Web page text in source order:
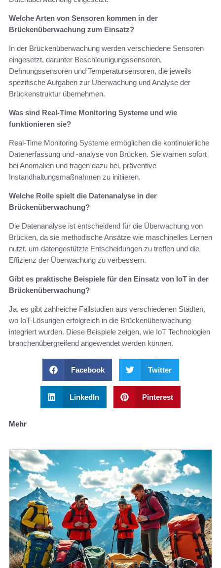
Welche Arten von Sensoren kommen in der
Brückenüberwachung zum Einsatz?
In der Brückenüberwachung werden verschiedene Sensoren
eingesetzt, darunter Beschleunigungssensoren,
Dehnungssensoren und Temperatursensoren, die jeweils
spezifische Aufgaben zur Überwachung und Analyse der
Brückenstruktur übernehmen.
Was sind Real-Time Monitoring Systeme und wie
funktionieren sie?
Real-Time Monitoring Systeme ermöglichen die kontinuierliche
Datenerfassung und -analyse von Brücken. Sie warnen sofort
bei Anomalien und tragen dazu bei, präventive
Instandhaltungsmaßnahmen zu initiieren.
Welche Rolle spielt die Datenanalyse in der
Brückenüberwachung?
Die Datenanalyse ist entscheidend für die Überwachung von
Brücken, da sie methodische Ansätze wie maschinelles Lernen
nutzt, um datengestützte Entscheidungen zu treffen und die
Effizienz der Überwachung zu verbessern.
Gibt es praktische Beispiele für den Einsatz von IoT in der
Brückenüberwachung?
Ja, es gibt zahlreiche Fallstudien aus verschiedenen Städten,
wo IoT-Lösungen erfolgreich in die Brückenüberwachung
integriert wurden. Diese Beispiele zeigen, wie IoT Technologien
branchenübergreifend angewendet werden können.
Facebook Twitter
LinkedIn Pinterest
Mehr